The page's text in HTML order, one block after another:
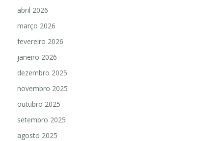
abril 2026
março 2026
fevereiro 2026
janeiro 2026
dezembro 2025
novembro 2025
outubro 2025
setembro 2025
agosto 2025